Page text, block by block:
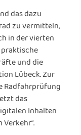
das dazu
zu vermitteln,
in der vierten
und die
Lübeck. Zur
Radfahrprüfung
das
Inhalten